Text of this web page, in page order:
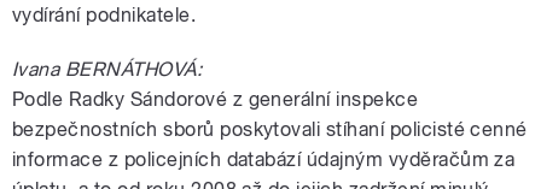
vydírání podnikatele.
Ivana BERNÁTHOVÁ:
Podle Radky Sándorové z generální inspekce
bezpečnostních sborů poskytovali stíhaní policisté cenné
informace z policejních databází údajným vyděračům za